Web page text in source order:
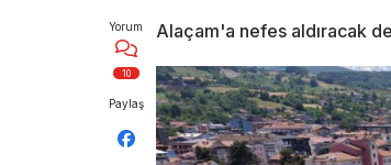
Yorum
10
Paylaş
Alaçam'a nefes aldıracak